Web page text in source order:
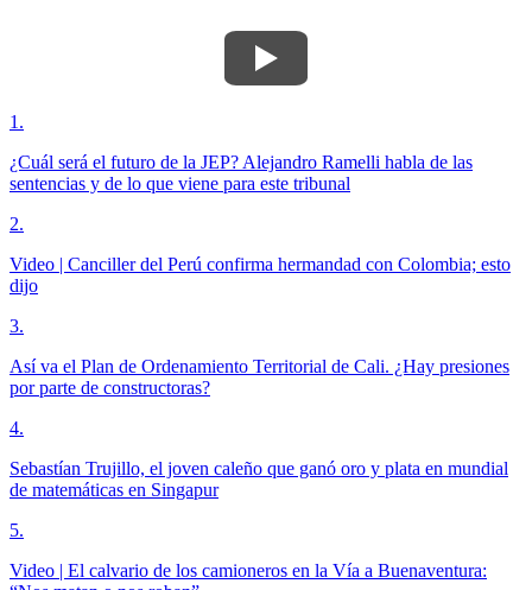
1 .
¿Cuál será el futuro de la JEP? Alejandro Ramelli habla de las
sentencias y de lo que viene para este tribunal
2.
Video | Canciller del Perú confirma hermandad con Colombia; esto
dijo
3.
Así va el Plan de Ordenamiento Territorial de Cali. ¿Hay presiones
por parte de constructoras?
4.
Sebastían Trujillo, el joven caleño que ganó oro y plata en mundial
de matemáticas en Singapur
5.
Video | El calvario de los camioneros en la Vía a Buenaventura: